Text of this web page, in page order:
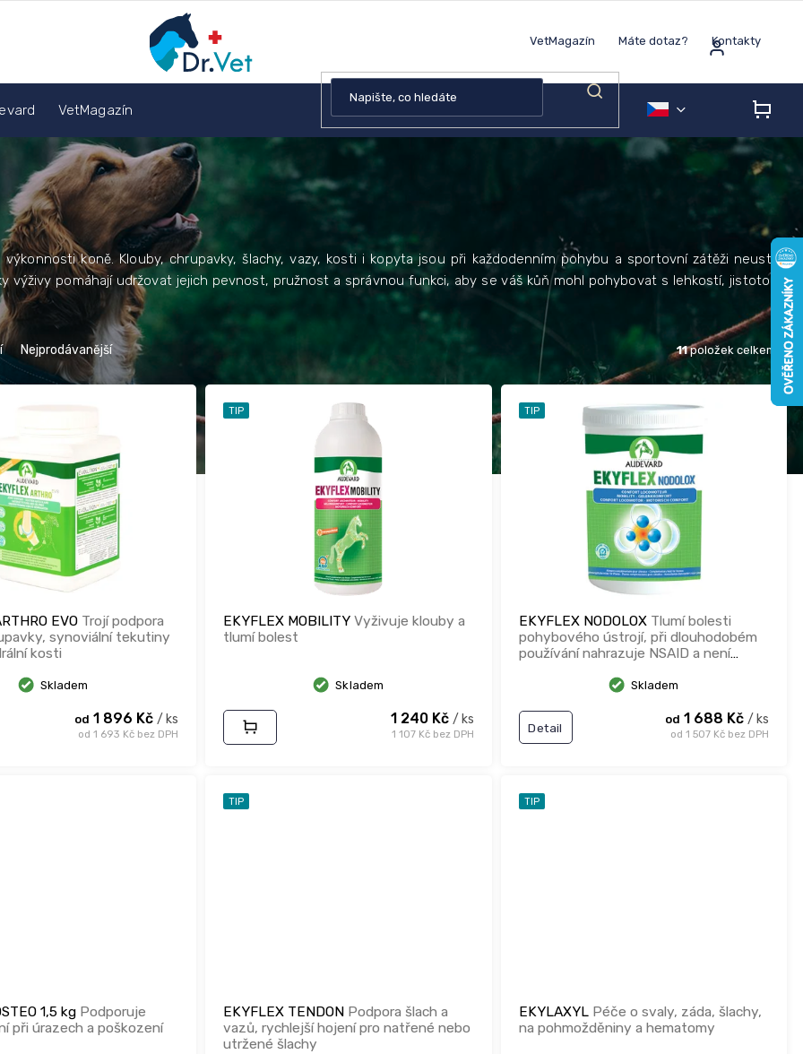
VetMagazín
Máte dotaz? Kontakty
VetMagazín
koně. Klouby, chrupavky, šlachy, vazy, kosti i kopyta jsou při každodenním pohybu a sportovní zátěži neustále
výživy pomáhají udržovat jejich pevnost, pružnost a správnou funkci, aby se váš kůň mohl pohybovat s lehkostí, jistotou a
Nejprodávanější 11položek celkem
EVO Trojí podpora
synoviální tekutiny
kosti
Skladem
od 1 693 Kč bez DPH
od 1 896 Kč / ks
TIP
EKYFLEX MOBILITY Vyživuje klouby a
tlumí bolest
Skladem
1 107 Kč bez DPH
1 240 Kč / ks
TIP
EKYFLEX NODOLOX Tlumí bolesti
pohybového ústrojí, při dlouhodobém
používání nahrazuje NSAID a není
Skladem
od 1 507 Kč bez DPH
od 1 688 Kč / ks
Detail
1,5 kg Podporuje
při úrazech a poškození
TIP
EKYFLEX TENDON Podpora šlach a
vazů, rychlejší hojení pro natřené nebo
utržené šlachy
TIP
EKYLAXYL Péče o svaly, záda, šlachy,
na pohmožděniny a hematomy